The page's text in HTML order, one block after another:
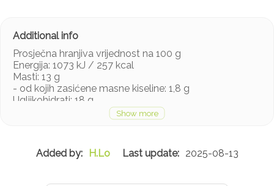
Prosječna hranjiva vrijednost na 100 g
Energija: 1073 kJ / 257 kcal
Masti: 13 g
- od kojih zasićene masne kiseline: 1,8 g
Ugljikohidrati: 18 g
H.Lo
2025-08-13